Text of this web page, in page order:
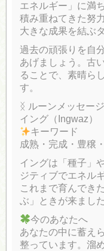
エネルギー」に満
積み重ねてきた努
大きな成果を結ぶ
過去の頑張りを自
あげましょう。古
ることで、素晴ら
す。
ᛝ ルーンメッセージ
イング（Ingwaz）
キーワード
成熟・完成・豊穣
イングは「種子」
ジティブでエネル
これまで育んでき
ぶ」ときが来ました
今のあなたへ
あなたの中に蓄え
整っています。溜